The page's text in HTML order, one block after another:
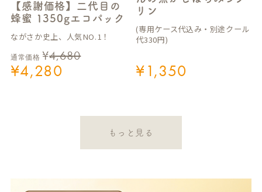
【感謝価格】二代目の
蜂蜜 1350gエコパック
ながさか史上、人気NO.1！
通常価格 ¥4,680
¥4,280
リン
(専用ケース代込み・別途クール
代330円)
¥1,350
もっと見る